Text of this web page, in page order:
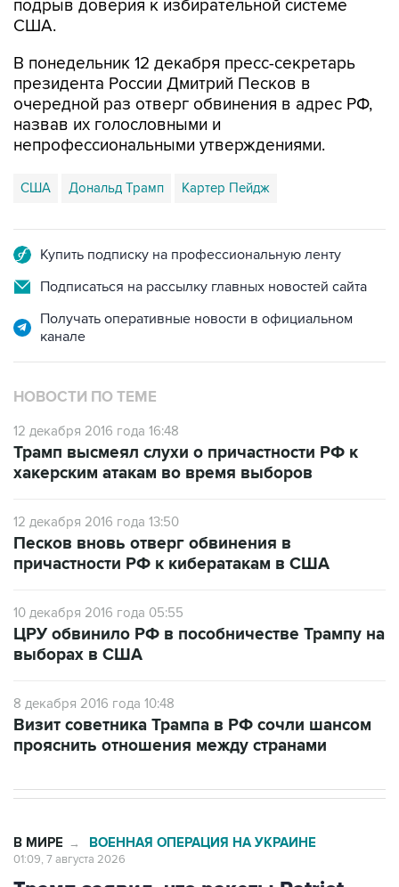
В понедельник 12 декабря пресс-секретарь
очередной раз отверг обвинения в адрес РФ,
назвав их голословными и
непрофессиональными утверждениями.
США Дональд Трамп Картер Пейдж
Подписаться на рассылку главных новостей сайта
Получать оперативные новости в официальном
НОВОСТИ ПО ТЕМЕ
12 декабря 2016 года 16:48
хакерским атакам во время выборов
12 декабря 2016 года 13:50
причастности РФ к кибератакам в США
10 декабря 2016 года 05:55
выборах в США
8 декабря 2016 года 10:48
прояснить отношения между странами
Трамп заявил, что ракеты Patriot
нужны не только Украине, но и